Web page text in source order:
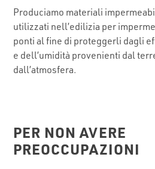
Produciamo materiali
utilizzati nell’edilizia per
ponti al fine di proteggerli dagli
e dell’umidità provenienti dal
dall’atmosfera.
PER NON AVERE
PREOCCUPAZIONI